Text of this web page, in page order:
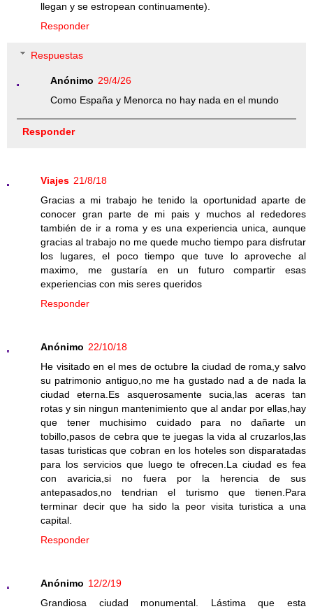
llegan y se estropean continuamente).
Responder
Respuestas
Anónimo 29/4/26
Como España y Menorca no hay nada en el mundo
Responder
Viajes 21/8/18
Gracias a mi trabajo he tenido la oportunidad aparte de
conocer gran parte de mi pais y muchos al rededores
también de ir a roma y es una experiencia unica, aunque
gracias al trabajo no me quede mucho tiempo para disfrutar
los lugares, el poco tiempo que tuve lo aproveche al
maximo, me gustaría en un futuro compartir esas
experiencias con mis seres queridos
Responder
Anónimo 22/10/18
He visitado en el mes de octubre la ciudad de roma,y salvo
su patrimonio antiguo,no me ha gustado nad a de nada la
ciudad eterna.Es asquerosamente sucia,las aceras tan
rotas y sin ningun mantenimiento que al andar por ellas,hay
que tener muchisimo cuidado para no dañarte un
tobillo,pasos de cebra que te juegas la vida al cruzarlos,las
tasas turisticas que cobran en los hoteles son disparatadas
para los servicios que luego te ofrecen.La ciudad es fea
con avaricia,si no fuera por la herencia de sus
antepasados,no tendrian el turismo que tienen.Para
terminar decir que ha sido la peor visita turistica a una
capital.
Responder
Anónimo 12/2/19
Grandiosa ciudad monumental. Lástima que esta